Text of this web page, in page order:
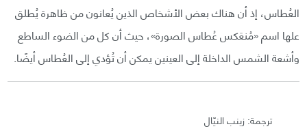
العُطاس، إذ أن هناك بعض الأشخاص الذين يُعانون من ظاهرة يُطلق
علها اسم «مُنعَكس عُطاس الصورة»، حيث أن كل من الضوء الساطع
وأشعة الشمس الداخلة إلى العينين يمكن أن تُؤدي إلى العُطاس أيضًا.
ترجمة: زينب النيّال